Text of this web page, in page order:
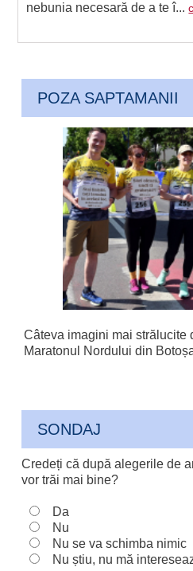
nebunia necesară de a te î...
POZA SAPTAMANII
Câteva imagini mai strălucite
Maratonul Nordului din
SONDAJ
Credeți că după alegerile de
vor trăi mai bine?
Da
Nu
Nu se va schimba nimic
Nu știu, nu mă